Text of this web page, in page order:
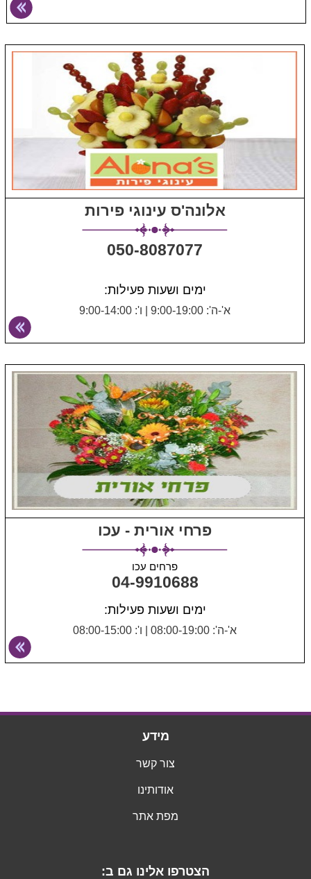
אלונה'ס עינוגי פירות
050-8087077
ימים ושעות פעילות:
א'-ה': 9:00-19:00 ו': 9:00-14:00
פרחי אורית - עכו
פרחים עכו
04-9910688
ימים ושעות פעילות:
א'-ה': 08:00-19:00 ו': 08:00-15:00
מידע
צור קשר
אודותינו
מפת אתר
הצטרפו אלינו גם ב: